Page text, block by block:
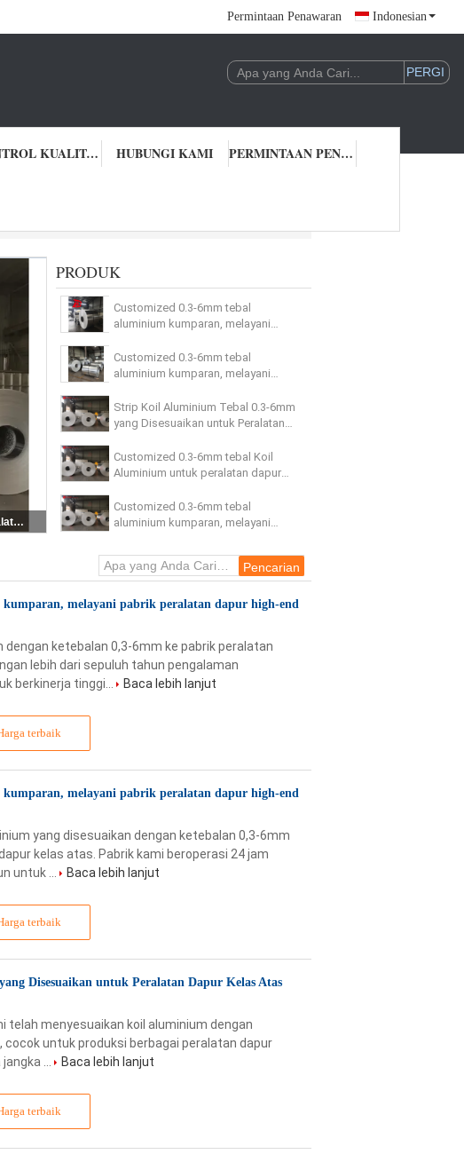
Permintaan Penawaran Indonesian
KONTROL KUALITAS HUBUNGI KAMI PERMINTAAN PENAWARAN
Customized 0.3-6mm tebal Koil Aluminium untuk peralatan dapur dengan transportasi laut yang kokoh
PRODUK
Customized 0.3-6mm tebal
aluminium kumparan, melayani
global.
Customized 0.3-6mm tebal
aluminium kumparan, melayani
global.
Strip Koil Aluminium Tebal 0.3-6mm
yang Disesuaikan untuk Peralatan
Pengiriman Laut yang Kokoh
Customized 0.3-6mm tebal Koil
Aluminium untuk peralatan dapur
kokoh
Customized 0.3-6mm tebal
aluminium kumparan, melayani
global.
melayani pabrik peralatan dapur high-end
terbaik
ketebalan 0,3-6mm ke pabrik peralatan
lebih dari sepuluh tahun pengalaman
berkinerja tinggi...
Baca lebih lanjut
melayani pabrik peralatan dapur high-end
terbaik
yang disesuaikan dengan ketebalan 0,3-6mm
kelas atas. Pabrik kami beroperasi 24 jam
untuk ...
Baca lebih lanjut
Disesuaikan untuk Peralatan Dapur Kelas Atas
terbaik
telah menyesuaikan koil aluminium dengan
cocok untuk produksi berbagai peralatan dapur
...
Baca lebih lanjut